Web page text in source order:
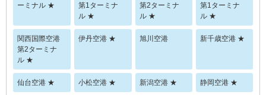
ーミナル ★
第1ターミナ
ル ★
第2ターミナ
ル ★
第1ターミナ
ル ★
関西国際空港
第2ターミナ
ル ★
伊丹空港 ★ 旭川空港 新千歳空港 ★
仙台空港 ★ 小松空港 ★ 新潟空港 ★ 静岡空港 ★